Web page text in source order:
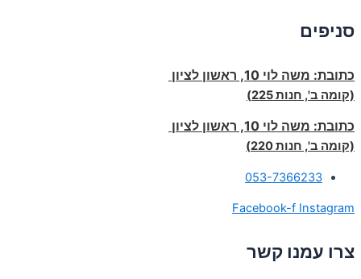
סניפים
כתובת: משה לוי 10, ראשון לציון
(קומה ב', חנות 225)
כתובת: משה לוי 10, ראשון לציון
(קומה ב', חנות 220)
053-7366233
Facebook-f Instagram
צרו עמנו קשר